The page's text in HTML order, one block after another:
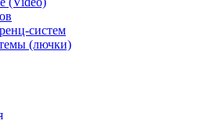
систем
(лючки)